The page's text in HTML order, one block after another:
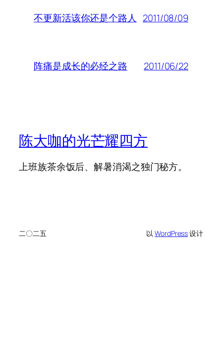
不更新活该你还是个路人 2011/08/09
阵痛是成长的必经之路 2011/06/22
陈大咖的光芒耀四方
上班族茶余饭后、解暑消渴之独门秘方。
二〇二五 以WordPress设计